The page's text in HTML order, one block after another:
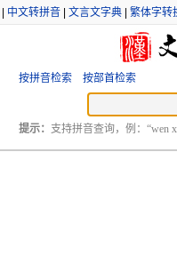
中文转拼音 文言文字典 繁体字转
按拼音检索 按部首检索
提示： 支持拼音查询，例：“wen